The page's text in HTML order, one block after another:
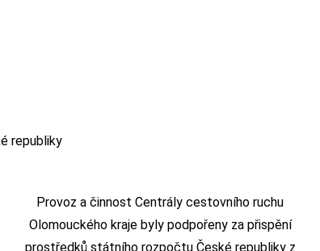
Provoz a činnost Centrály cestovního ruchu
Olomouckého kraje byly podpořeny za přispění
prostředků státního rozpočtu České republiky z